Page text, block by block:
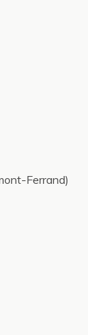
Ferrand)